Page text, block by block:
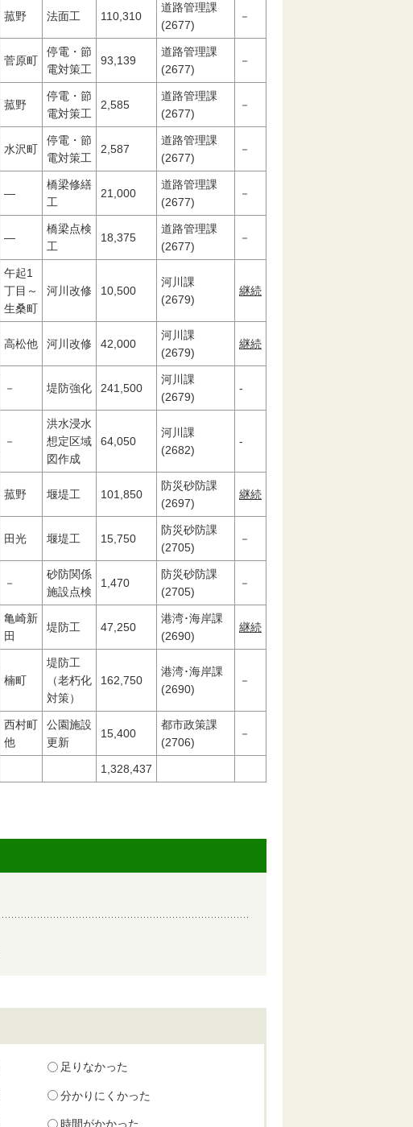
菰野 法面工 110,310
道路管理課
(2677)
－
菅原町
停電・節
電対策工
93,139
道路管理課
(2677)
－
菰野
停電・節
電対策工
2,585
道路管理課
(2677)
－
水沢町
停電・節
電対策工
2,587
道路管理課
(2677)
－
―
橋梁修繕
工
21,000
道路管理課
(2677)
－
―
橋梁点検
工
18,375
道路管理課
(2677)
－
午起1
丁目～
生桑町
河川改修 10,500
河川課
(2679)
継続
高松他 河川改修 42,000
河川課
(2679)
継続
－ 堤防強化 241,500
河川課
(2679)
-
－
洪水浸水
想定区域
図作成
64,050
河川課
(2682)
-
菰野 堰堤工 101,850
防災砂防課
(2697)
継続
田光 堰堤工 15,750
防災砂防課
(2705)
－
－
砂防関係
施設点検
1,470
防災砂防課
(2705)
－
亀崎新
田
堤防工 47,250
港湾･海岸課
(2690)
継続
楠町
堤防工
（老朽化
対策）
162,750
港湾･海岸課
(2690)
－
西村町
他
公園施設
更新
15,400
都市政策課
(2706)
－
1,328,437
足りなかった
分かりにくかった
時間がかかった